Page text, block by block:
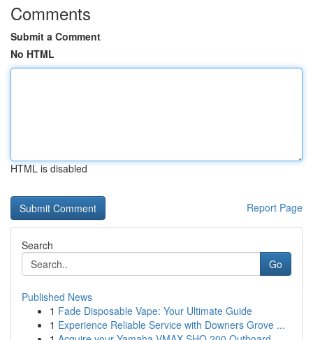
Comments
Submit a Comment
No HTML
HTML is disabled
Report Page
Search
Go
Published News
1 Fade Disposable Vape: Your Ultimate Guide
1 Experience Reliable Service with Downers Grove ...